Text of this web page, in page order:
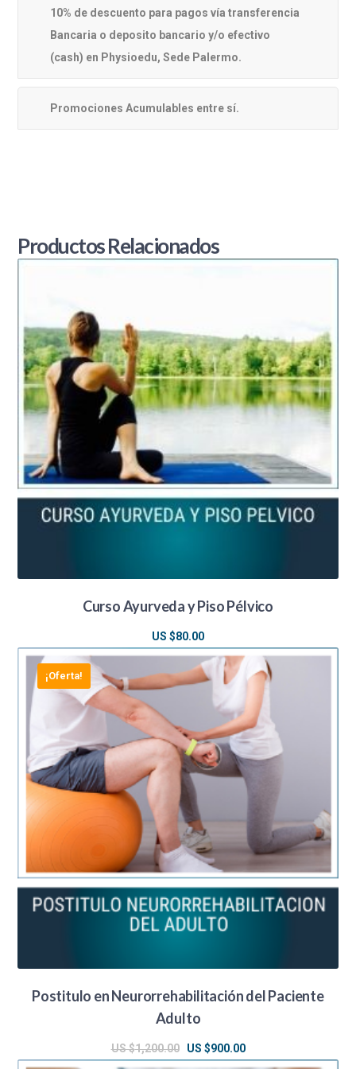
10% de descuento para pagos vía transferencia
Bancaria o deposito bancario y/o efectivo
(cash) en Physioedu, Sede Palermo.
Promociones Acumulables entre sí.
Productos Relacionados
Curso Ayurveda y Piso Pélvico
US $80.00
¡Oferta!
Postitulo en Neurorrehabilitación del Paciente
Adulto
US $1,200.00
El
US $900.00El